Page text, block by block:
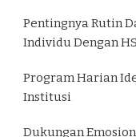
Pentingnya Rutin
Individu Dengan
Program Harian
Institusi
Dukungan